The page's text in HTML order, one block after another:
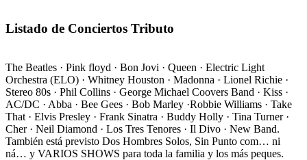
Listado de Conciertos Tributo
The Beatles · Pink floyd · Bon Jovi · Queen · Electric Light
Orchestra (ELO) · Whitney Houston · Madonna · Lionel Richie ·
Stereo 80s · Phil Collins · George Michael Coovers Band · Kiss ·
AC/DC · Abba · Bee Gees · Bob Marley ·Robbie Williams · Take
That · Elvis Presley · Frank Sinatra · Buddy Holly · Tina Turner ·
Cher · Neil Diamond · Los Tres Tenores · Il Divo · New Band.
También está previsto Dos Hombres Solos, Sin Punto com… ni
ná… y VARIOS SHOWS para toda la familia y los más peques.